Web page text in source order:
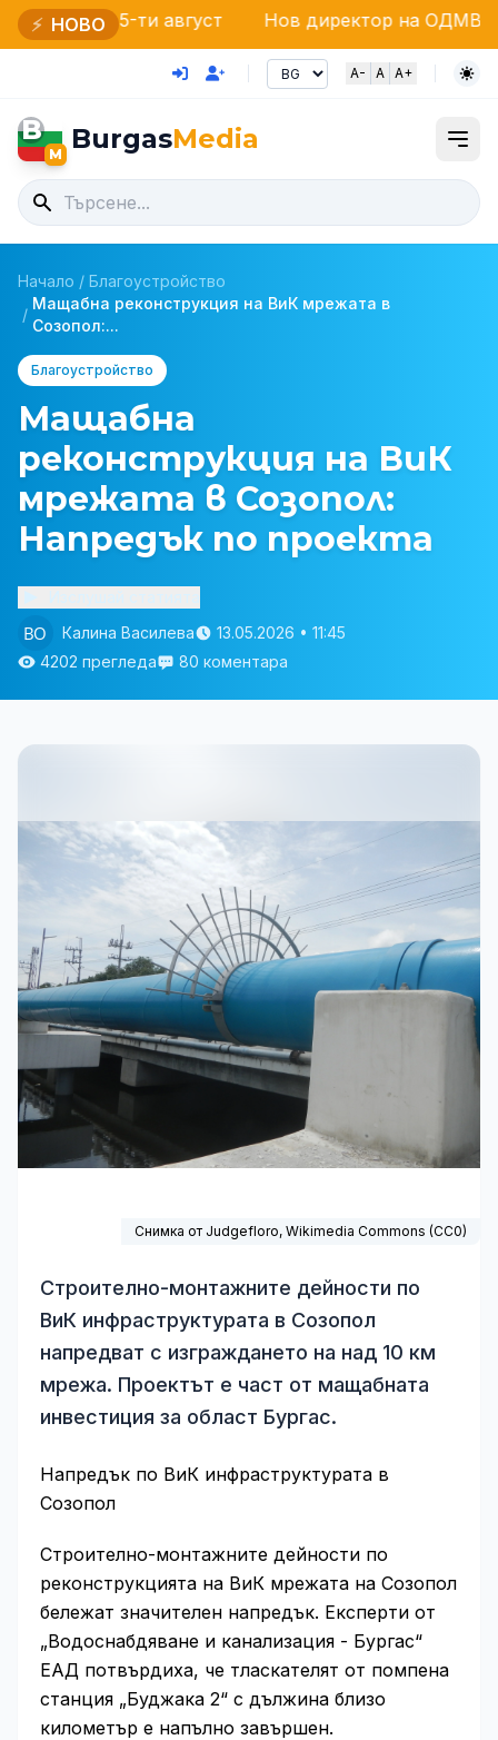
⚡ НОВО
ти август Нов директор на ОДМВР – Бургас:
A- A A+
B
M BurgasMedia
Начало / Благоустройство
/
Мащабна реконструкция на ВиК мрежата в
Созопол:...
Благоустройство
Мащабна
реконструкция на ВиК
мрежата в Созопол:
Напредък по проекта
Калина Василева
13.05.2026 • 11:45
4202 прегледа
80 коментара
Снимка от Judgefloro, Wikimedia Commons (CC0)
Строително-монтажните дейности по
ВиК инфраструктурата в Созопол
напредват с изграждането на над 10 км
мрежа. Проектът е част от мащабната
инвестиция за област Бургас.
Напредък по ВиК инфраструктурата в
Созопол
Строително-монтажните дейности по
реконструкцията на ВиК мрежата на Созопол
бележат значителен напредък. Експерти от
„Водоснабдяване и канализация - Бургас“
ЕАД потвърдиха, че тласкателят от помпена
станция „Буджака 2“ с дължина близо
километър е напълно завършен.